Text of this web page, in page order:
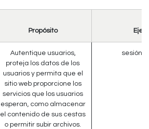
Propósito
Autentique usuarios,
proteja los datos de los
usuarios y permita que el
sitio web proporcione los
servicios que los usuarios
esperan, como almacenar
el contenido de sus cestas
o permitir subir archivos.